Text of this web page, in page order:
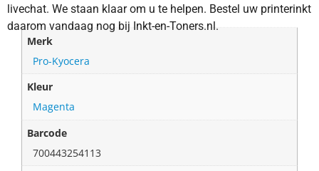
livechat. We staan klaar om u te helpen. Bestel uw printerinkt
daarom vandaag nog bij Inkt-en-Toners.nl.
Merk
Pro-Kyocera
Kleur
Magenta
Barcode
700443254113